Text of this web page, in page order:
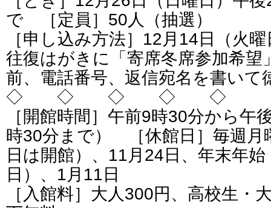
で ［定員］50人（抽選）
［申し込み方法］12月14日（火
往復はがきに「寄席冬席参加希望
前、電話番号、返信宛名を書いて
◇ ◇ ◇ ◇ ◇
［開館時間］午前9時30分から午
時30分まで） ［休館日］毎週月
日は開館）、11月24日、年末年
日）、1月11日
［入館料］大人300円、高校生・